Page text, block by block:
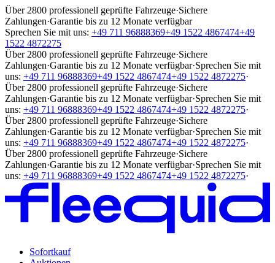
Über 2800 professionell geprüfte Fahrzeuge·Sichere
Zahlungen·Garantie bis zu 12 Monate verfügbar
Sprechen Sie mit uns: +49 711 96888369+49 1522 4867474+49
1522 4872275
Über 2800 professionell geprüfte Fahrzeuge·Sichere
Zahlungen·Garantie bis zu 12 Monate verfügbar·Sprechen Sie mit
uns: +49 711 96888369+49 1522 4867474+49 1522 4872275·
Über 2800 professionell geprüfte Fahrzeuge·Sichere
Zahlungen·Garantie bis zu 12 Monate verfügbar·Sprechen Sie mit
uns: +49 711 96888369+49 1522 4867474+49 1522 4872275·
Über 2800 professionell geprüfte Fahrzeuge·Sichere
Zahlungen·Garantie bis zu 12 Monate verfügbar·Sprechen Sie mit
uns: +49 711 96888369+49 1522 4867474+49 1522 4872275·
Über 2800 professionell geprüfte Fahrzeuge·Sichere
Zahlungen·Garantie bis zu 12 Monate verfügbar·Sprechen Sie mit
uns: +49 711 96888369+49 1522 4867474+49 1522 4872275·
Sofortkauf